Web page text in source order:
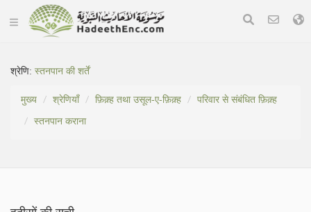
श्रेणि:स्तनपान की शर्तें
मुख्य
श्रेणियाँ फ़िक़्ह तथा उसूल-ए-फ़िक़्ह
परिवार से संबंधित फ़िक़्ह
स्तनपान कराना